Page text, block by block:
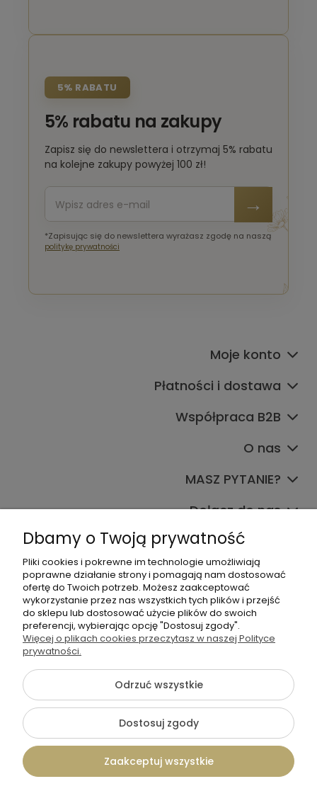
5% RABATU
5% rabatu na zakupy
Zapisz się do newslettera i otrzymaj 5% rabatu
na kolejne zakupy powyżej 100 zł!
*Zapisując się do newslettera wyrażasz zgodę na naszą
politykę prywatności
Moje konto
Płatności i dostawa
Współpraca B2B
O nas
MASZ PYTANIE?
Dołącz do nas
+48 570 367 989
biuro.tadam@gmail.com
©2026 Wszelkie Prawa Zastrzeżone | TADAM Pracownia
Kreatywna
Szablon Flex byEcommercy
Dbamy o Twoją prywatność
Pliki cookies i pokrewne im technologie umożliwiają
poprawne działanie strony i pomagają nam dostosować
ofertę do Twoich potrzeb. Możesz zaakceptować
wykorzystanie przez nas wszystkich tych plików i przejść
do sklepu lub dostosować użycie plików do swoich
preferencji, wybierając opcję "Dostosuj zgody".
Więcej o plikach cookies przeczytasz w naszej Polityce
prywatności.
Odrzuć wszystkie
Dostosuj zgody
Zaakceptuj wszystkie